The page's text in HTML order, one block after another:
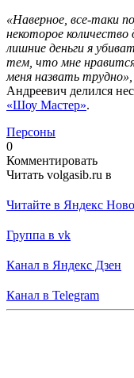
«Наверное, все-таки
некоторое
лишние деньги я
тем, что мне
меня назвать трудно»,
Андреевич делился
«Шоу Мастер».
Персоны
0
Комментировать
Читать volgasib.ru в
Читайте в Яндекс
Группа в vk
Канал в Яндекс Дзен
Канал в Telegram